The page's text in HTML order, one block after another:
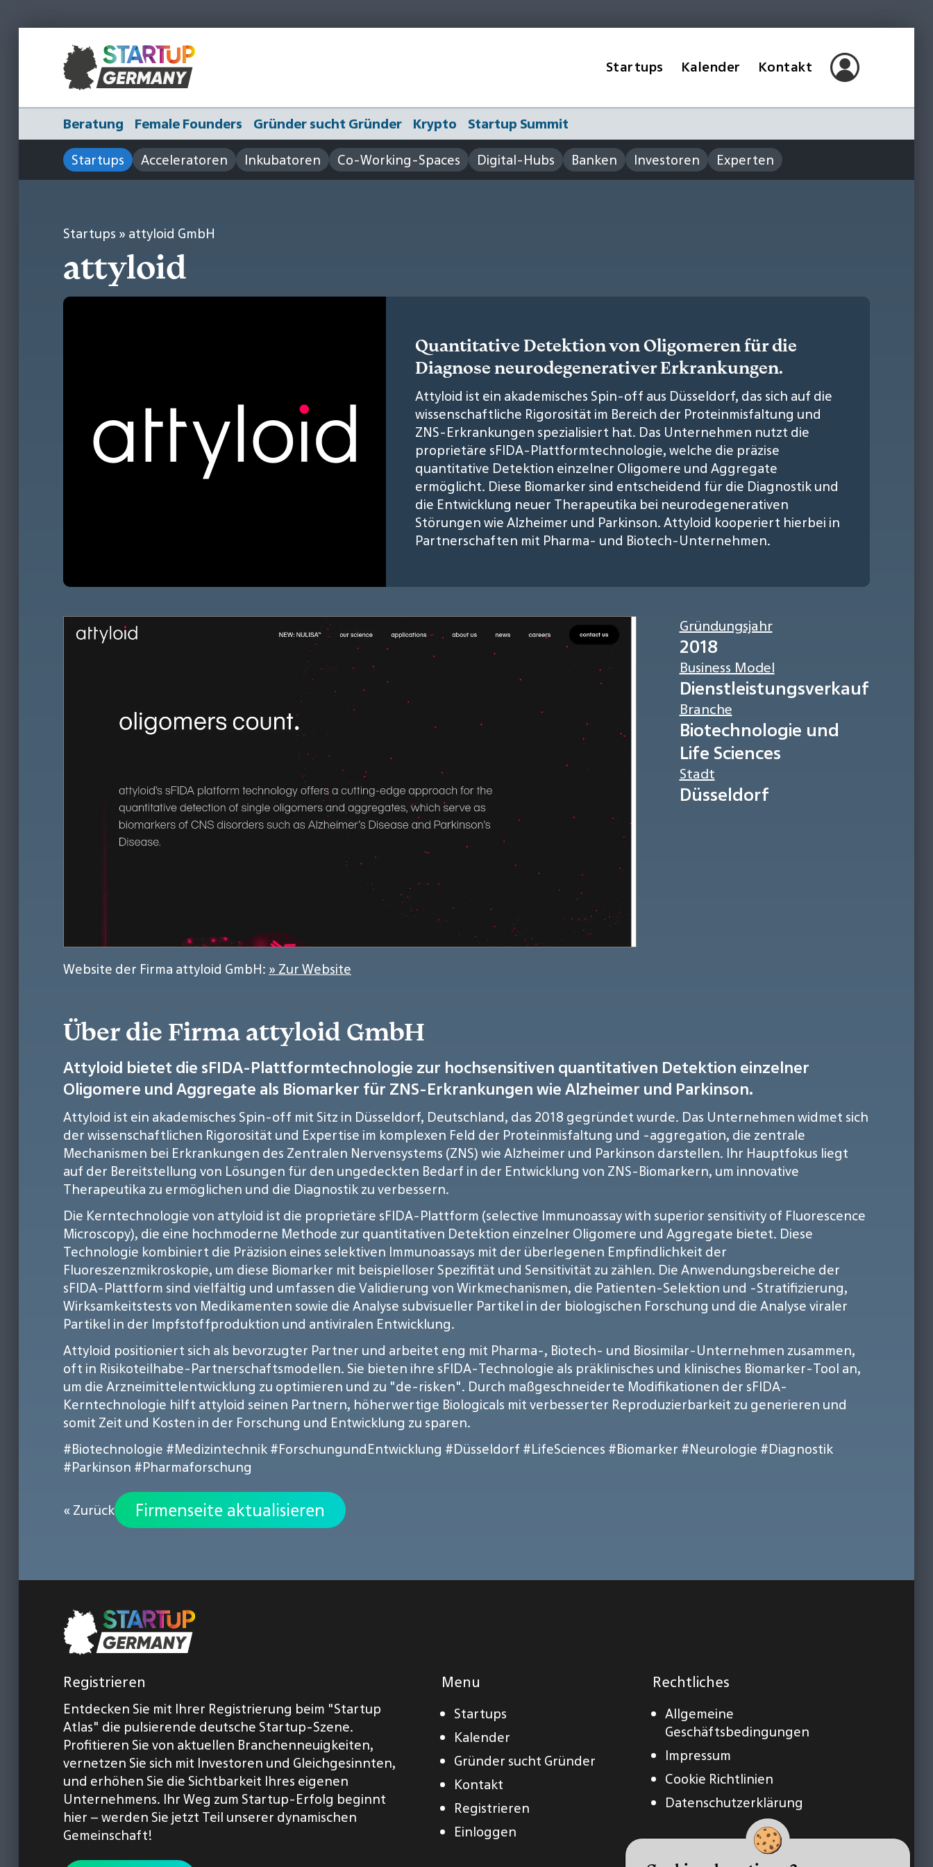
Startups Kalender Kontakt
Beratung Female Founders Gründer sucht Gründer Krypto
Startup Summit
Startups
Acceleratoren Inkubatoren Co-Working-Spaces Digital-Hubs Banken Investoren Experten
Startups » attyloid GmbH
attyloid
Quantitative Detektion von Oligomeren für die
Diagnose neurodegenerativer Erkrankungen.
Attyloid ist ein akademisches Spin-off aus Düsseldorf, das sich auf die
wissenschaftliche Rigorosität im Bereich der Proteinmisfaltung und
ZNS-Erkrankungen spezialisiert hat. Das Unternehmen nutzt die
proprietäre sFIDA-Plattformtechnologie, welche die präzise
quantitative Detektion einzelner Oligomere und Aggregate
ermöglicht. Diese Biomarker sind entscheidend für die Diagnostik und
die Entwicklung neuer Therapeutika bei neurodegenerativen
Störungen wie Alzheimer und Parkinson. Attyloid kooperiert hierbei in
Partnerschaften mit Pharma- und Biotech-Unternehmen.
Website der Firma attyloid GmbH: » Zur Website
Gründungsjahr
2018
Business Model
Dienstleistungsverkauf
Branche
Biotechnologie und
Life Sciences
Stadt
Düsseldorf
Über die Firma attyloid GmbH
Attyloid bietet die sFIDA-Plattformtechnologie zur hochsensitiven quantitativen Detektion einzelner
Oligomere und Aggregate als Biomarker für ZNS-Erkrankungen wie Alzheimer und Parkinson.
Attyloid ist ein akademisches Spin-off mit Sitz in Düsseldorf, Deutschland, das 2018 gegründet wurde. Das Unternehmen widmet sich
der wissenschaftlichen Rigorosität und Expertise im komplexen Feld der Proteinmisfaltung und -aggregation, die zentrale
Mechanismen bei Erkrankungen des Zentralen Nervensystems (ZNS) wie Alzheimer und Parkinson darstellen. Ihr Hauptfokus liegt
auf der Bereitstellung von Lösungen für den ungedeckten Bedarf in der Entwicklung von ZNS-Biomarkern, um innovative
Therapeutika zu ermöglichen und die Diagnostik zu verbessern.
Die Kerntechnologie von attyloid ist die proprietäre sFIDA-Plattform (selective Immunoassay with superior sensitivity of Fluorescence
Microscopy), die eine hochmoderne Methode zur quantitativen Detektion einzelner Oligomere und Aggregate bietet. Diese
Technologie kombiniert die Präzision eines selektiven Immunoassays mit der überlegenen Empfindlichkeit der
Fluoreszenzmikroskopie, um diese Biomarker mit beispielloser Spezifität und Sensitivität zu zählen. Die Anwendungsbereiche der
sFIDA-Plattform sind vielfältig und umfassen die Validierung von Wirkmechanismen, die Patienten-Selektion und -Stratifizierung,
Wirksamkeitstests von Medikamenten sowie die Analyse subvisueller Partikel in der biologischen Forschung und die Analyse viraler
Partikel in der Impfstoffproduktion und antiviralen Entwicklung.
Attyloid positioniert sich als bevorzugter Partner und arbeitet eng mit Pharma-, Biotech- und Biosimilar-Unternehmen zusammen,
oft in Risikoteilhabe-Partnerschaftsmodellen. Sie bieten ihre sFIDA-Technologie als präklinisches und klinisches Biomarker-Tool an,
um die Arzneimittelentwicklung zu optimieren und zu "de-risken". Durch maßgeschneiderte Modifikationen der sFIDA-
Kerntechnologie hilft attyloid seinen Partnern, höherwertige Biologicals mit verbesserter Reproduzierbarkeit zu generieren und
somit Zeit und Kosten in der Forschung und Entwicklung zu sparen.
#Biotechnologie #Medizintechnik#ForschungundEntwicklung #Düsseldorf #LifeSciences #Biomarker #Neurologie #Diagnostik
#Parkinson #Pharmaforschung
« Zurück Firmenseite aktualisieren
Registrieren
Entdecken Sie mit Ihrer Registrierung beim "Startup
Atlas" die pulsierende deutsche Startup-Szene.
Profitieren Sie von aktuellen Branchenneuigkeiten,
vernetzen Sie sich mit Investoren und Gleichgesinnten,
und erhöhen Sie die Sichtbarkeit Ihres eigenen
Unternehmens. Ihr Weg zum Startup-Erfolg beginnt
hier – werden Sie jetzt Teil unserer dynamischen
Gemeinschaft!
Menu
Startups
Kalender
Gründer sucht Gründer
Kontakt
Registrieren
Einloggen
Rechtliches
Allgemeine
Geschäftsbedingungen
Impressum
Cookie Richtlinien
Datenschutzerklärung